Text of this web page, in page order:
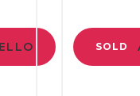
SOLD